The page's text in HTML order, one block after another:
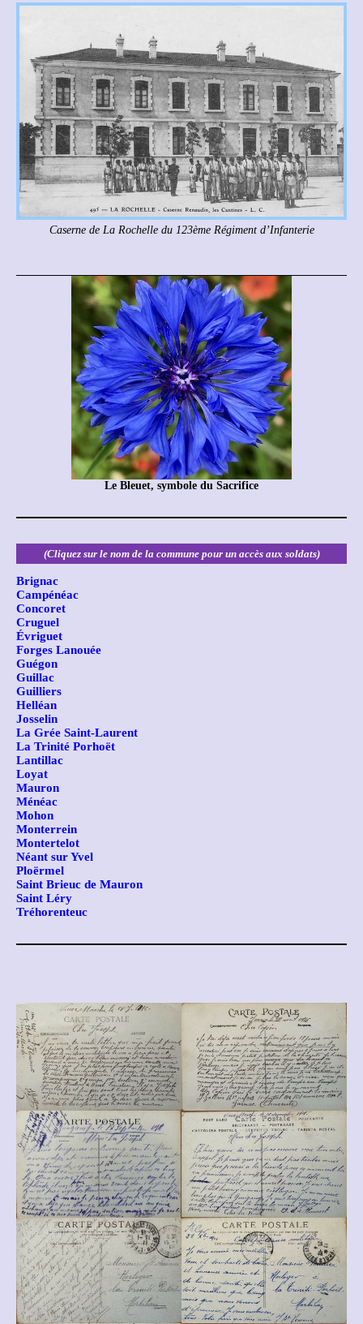
Caserne de La Rochelle du 123ème Régiment d’Infanterie
Le Bleuet, symbole du Sacrifice
(Cliquez sur le nom de la commune pour un accès aux soldats)
Brignac
Campénéac
Concoret
Cruguel
Évriguet
Forges Lanouée
Guégon
Guillac
Guilliers
Helléan
Josselin
La Grée Saint-Laurent
La Trinité Porhoët
Lantillac
Loyat
Mauron
Ménéac
Mohon
Monterrein
Montertelot
Néant sur Yvel
Ploërmel
Saint Brieuc de Mauron
Saint Léry
Tréhorenteuc